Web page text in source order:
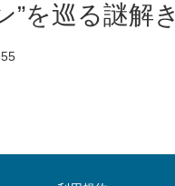
”を巡る謎解き